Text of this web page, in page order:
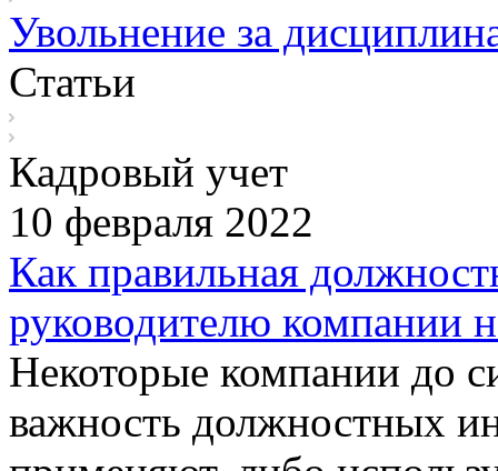
Увольнение за
Статьи
Кадровый учет
10 февраля 2022
Как правильная
руководителю компании
Некоторые компании до
важность должностных